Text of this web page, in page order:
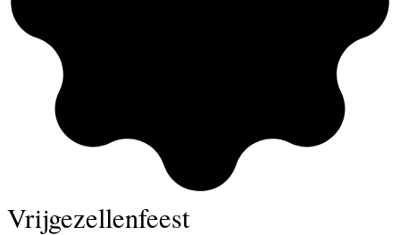
Vrijgezellenfeest